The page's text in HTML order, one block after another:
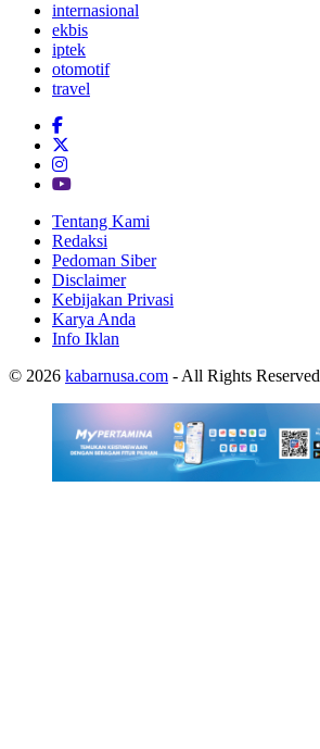
internasional
ekbis
iptek
otomotif
travel
Tentang Kami
Redaksi
Pedoman Siber
Disclaimer
Kebijakan Privasi
Karya Anda
Info Iklan
© 2026 kabarnusa.com - All Rights Reserved